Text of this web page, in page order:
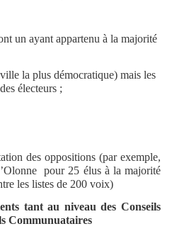
un ayant appartenu à la majorité
la plus démocratique) mais les
électeurs ;
des oppositions (par exemple,
pour 25 élus à la majorité
les listes de 200 voix)
tant au niveau des Conseils
Communuataires